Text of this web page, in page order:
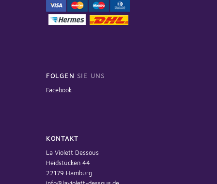
FOLGEN SIE UNS
Facebook
KONTAKT
La Violett Dessous
Heidstücken 44
22179 Hamburg